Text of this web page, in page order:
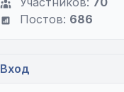
Постов: 686
Вход